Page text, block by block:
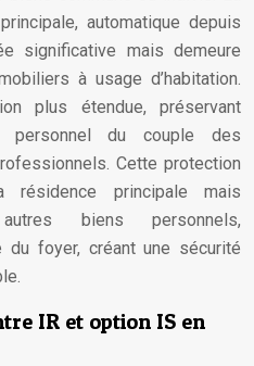
automatique depuis
significative mais demeure
à usage d’habitation.
plus étendue, préservant
personnel du couple des
Cette protection
résidence principale mais
biens personnels,
du foyer, créant une sécurité
IR et option IS en